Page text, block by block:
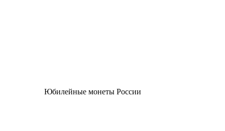
Юбилейные монеты России